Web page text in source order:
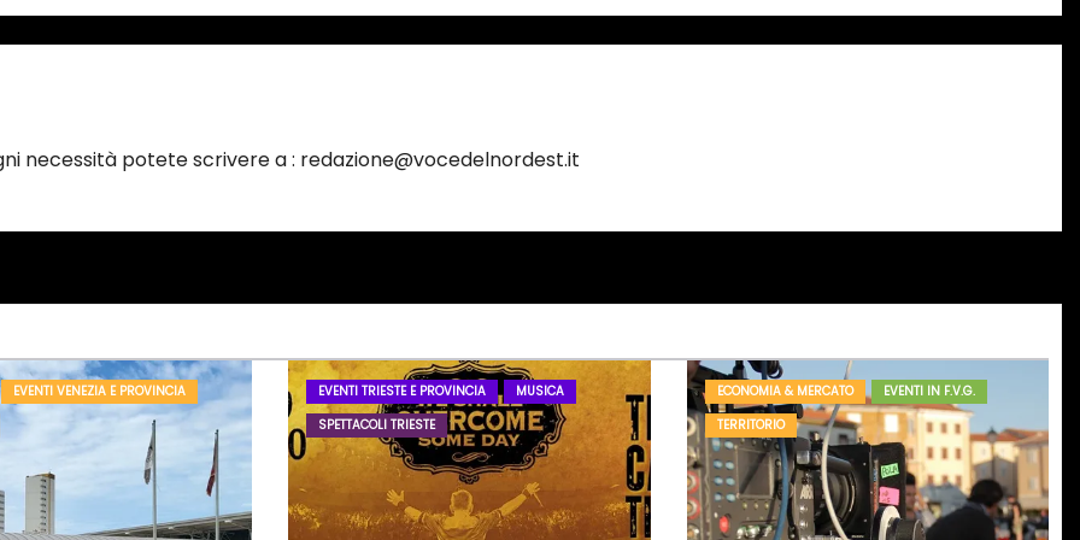
necessità potete scrivere a : redazione@vocedelnordest.it
EVENTI VENEZIA E PROVINCIA
EVENTI TRIESTE E PROVINCIA
MUSICA
SPETTACOLI TRIESTE
ECONOMIA & MERCATO
EVENTI IN F.V.G.
TERRITORIO